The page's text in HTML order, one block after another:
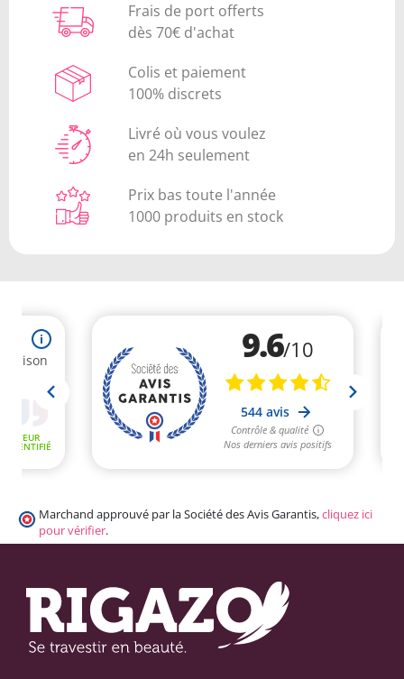
Frais de port offerts
dès 70€ d'achat
Colis et paiement
100% discrets
Livré où vous voulez
en 24h seulement
Prix bas toute l'année
1000 produits en stock
Marchand approuvé par la Société des Avis Garantis,cliquez ici
pour vérifier.